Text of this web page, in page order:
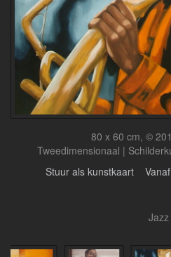
80 x 60 cm, ©
Tweedimensionaal |
Stuur als kunstkaart
Jazz